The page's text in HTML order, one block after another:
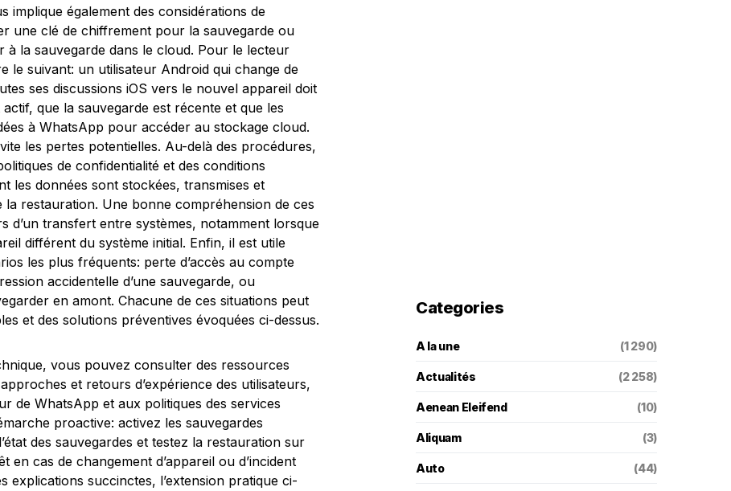
implique également des considérations de
une clé de chiffrement pour la sauvegarde ou
la sauvegarde dans le cloud. Pour le lecteur
le suivant: un utilisateur Android qui change de
ses discussions iOS vers le nouvel appareil doit
que la sauvegarde est récente et que les
à WhatsApp pour accéder au stockage cloud.
les pertes potentielles. Au-delà des procédures,
de confidentialité et des conditions
les données sont stockées, transmises et
la restauration. Une bonne compréhension de ces
d’un transfert entre systèmes, notamment lorsque
différent du système initial. Enfin, il est utile
les plus fréquents: perte d’accès au compte
accidentelle d’une sauvegarde, ou
en amont. Chacune de ces situations peut
et des solutions préventives évoquées ci-dessus.
vous pouvez consulter des ressources
et retours d’expérience des utilisateurs,
de WhatsApp et aux politiques des services
proactive: activez les sauvegardes
des sauvegardes et testez la restauration sur
en cas de changement d’appareil ou d’incident
succinctes, l’extension pratique ci-
Categories
A la une (1 290)
Actualités (2 258)
Aenean Eleifend (10)
Aliquam (3)
Auto (44)